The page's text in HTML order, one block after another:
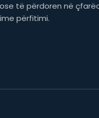
të përdoren në
përfitimi.